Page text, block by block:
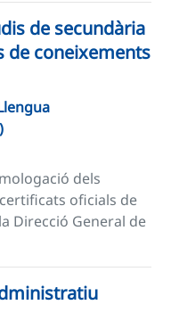
de secundària
de coneixements
dels
oficials de
Direcció General de